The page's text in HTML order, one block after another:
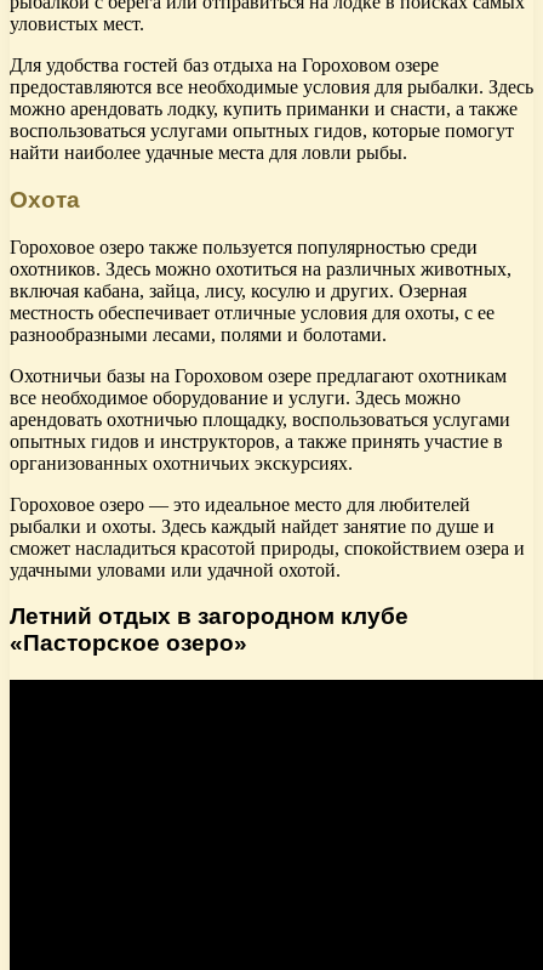
уловистых мест.
Для удобства гостей баз отдыха на Гороховом озере
предоставляются все необходимые условия для рыбалки. Здесь
можно арендовать лодку, купить приманки и снасти, а также
воспользоваться услугами опытных гидов, которые помогут
найти наиболее удачные места для ловли рыбы.
Охота
Гороховое озеро также пользуется популярностью среди
охотников. Здесь можно охотиться на различных животных,
включая кабана, зайца, лису, косулю и других. Озерная
местность обеспечивает отличные условия для охоты, с ее
разнообразными лесами, полями и болотами.
Охотничьи базы на Гороховом озере предлагают охотникам
все необходимое оборудование и услуги. Здесь можно
арендовать охотничью площадку, воспользоваться услугами
опытных гидов и инструкторов, а также принять участие в
организованных охотничьих экскурсиях.
Гороховое озеро — это идеальное место для любителей
рыбалки и охоты. Здесь каждый найдет занятие по душе и
сможет насладиться красотой природы, спокойствием озера и
удачными уловами или удачной охотой.
Летний отдых в загородном клубе
«Пасторское озеро»